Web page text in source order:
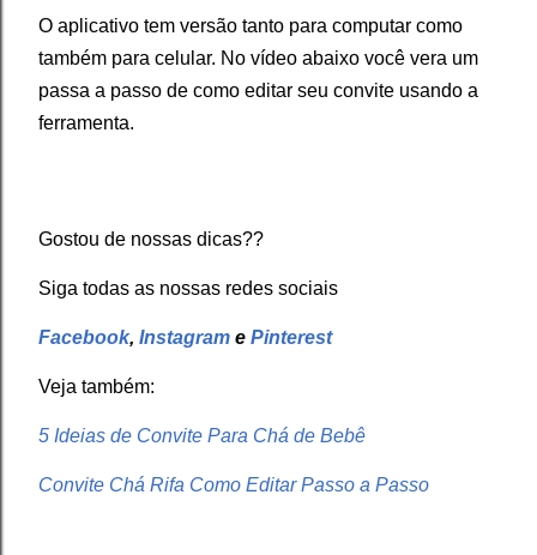
O aplicativo tem versão tanto para computar como
também para celular. No vídeo abaixo você vera um
passa a passo de como editar seu convite usando a
ferramenta.
Gostou de nossas dicas??
Siga todas as nossas redes sociais
Facebook, Instagram e Pinterest
Veja também:
5 Ideias de Convite Para Chá de Bebê
Convite Chá Rifa Como Editar Passo a Passo